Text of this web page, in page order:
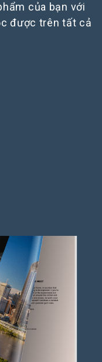
của bạn với
được trên tất cả